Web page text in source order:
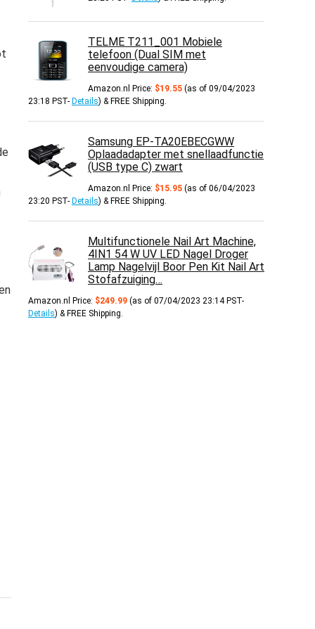
TELME T211_001 Mobiele
telefoon (Dual SIM met
eenvoudige camera)
Amazon.nl Price: $19.55 (as of 09/04/2023
23:18 PST- Details) & FREE Shipping.
Samsung EP-TA20EBECGWW
Oplaadadapter met snellaadfunctie
(USB type C) zwart
Amazon.nl Price: $15.95 (as of 06/04/2023
23:20 PST- Details) & FREE Shipping.
Multifunctionele Nail Art Machine,
4IN1 54 W UV LED Nagel Droger
Lamp Nagelvijl Boor Pen Kit Nail Art
Stofafzuiging…
Amazon.nl Price: $249.99 (as of 07/04/2023 23:14 PST-
Details) & FREE Shipping.